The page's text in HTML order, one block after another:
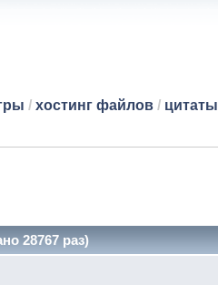
/ хостинг файлов/ цитаты
28767 раз)